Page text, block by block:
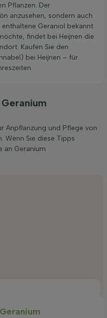
Pflanzen. Der
anzusehen, sondern auch
Geraniol bekannt.
findet bei Heijnen die
Kaufen Sie den
bei Heijnen – für
Anpflanzung und Pflege von
Wenn Sie diese Tipps
an Geranium